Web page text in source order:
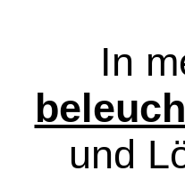
In
und